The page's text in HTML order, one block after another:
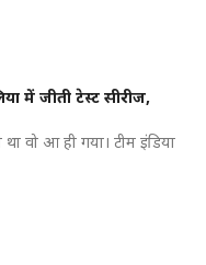
में जीती टेस्ट सीरीज,
वो आ ही गया। टीम इंडिया